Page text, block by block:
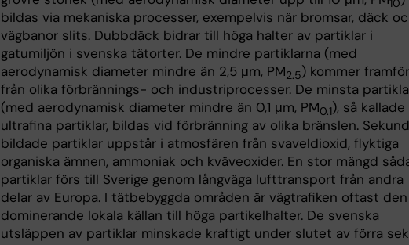
bildas via mekaniska processer, exempelvis när bromsar, däck
vägbanor slits. Dubbdäck bidrar till höga halter av partiklar i
gatumiljön i svenska tätorter. De mindre partiklarna (med
aerodynamisk diameter mindre än 2,5 μm, PM2.5) kommer
från olika förbrännings- och industriprocesser. De minsta
(med aerodynamisk diameter mindre än 0,1 μm, PM0.1), så kallade
ultrafina partiklar, bildas vid förbränning av olika bränslen.
bildade partiklar uppstår i atmosfären från svaveldioxid, flyktiga
organiska ämnen, ammoniak och kväveoxider. En stor mängd
partiklar förs till Sverige genom långväga lufttransport från andra
delar av Europa. I tätbebyggda områden är vägtrafiken oftast den
dominerande lokala källan till höga partikelhalter. De svenska
utsläppen av partiklar minskade kraftigt under slutet av förra